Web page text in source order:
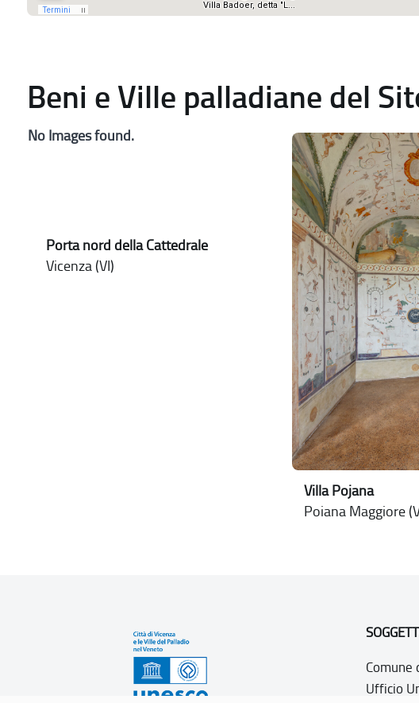
Beni e Ville palladiane del
No Images found.
Porta nord della Cattedrale
Vicenza (VI)
Villa Pojana
Poiana Maggiore
Comune
Ufficio